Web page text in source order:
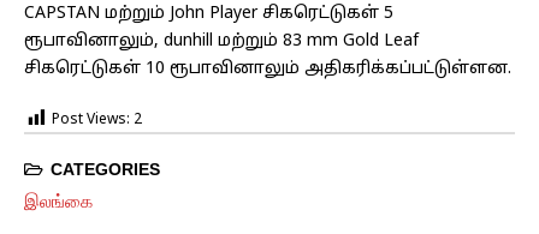
CAPSTAN மற்றும் John Player சிகரெட்டுகள் 5
ரூபாவினாலும், dunhill மற்றும் 83 mm Gold Leaf
சிகரெட்டுகள் 10 ரூபாவினாலும் அதிகரிக்கப்பட்டுள்ளன.
Post Views: 2
CATEGORIES
இலங்கை